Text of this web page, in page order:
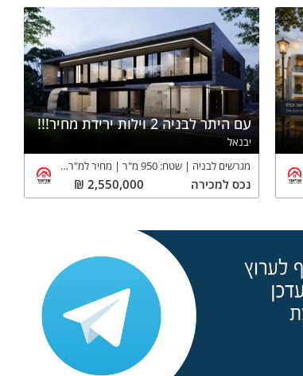
3,557
עם היתר לבניה 2 וילות ירידת מחיר!!!
יבנאל
מגרשים לבניה
שטח:950 מ"ר מחיר למ"ר: 2,684
₪
נכסלמכירה 2,550,000
₪